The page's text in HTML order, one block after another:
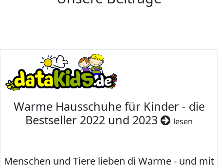
Warme Hausschuhe für Kinder - die
Bestseller 2022 und 2023
lesen
Menschen und Tiere lieben di Wärme - und mit